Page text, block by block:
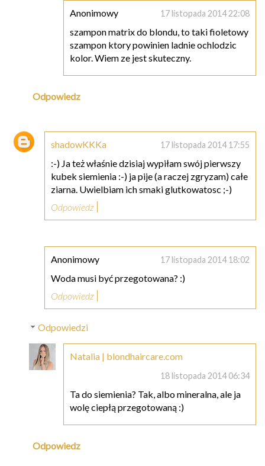
Anonimowy 17 listopada 2014 22:08
szampon matrix do blondu, to taki fioletowy
szampon ktory powinien ladnie ochlodzic
kolor. Wiem ze jest skuteczny.
Odpowiedz
shadowKKKa 17 listopada 2014 17:55
:-) Ja też właśnie dzisiaj wypiłam swój pierwszy
kubek siemienia :-) ja pije (a raczej zgryzam) całe
ziarna. Uwielbiam ich smaki glutkowatosc ;-)
Odpowiedz
Anonimowy 17 listopada 2014 18:02
Woda musi być przegotowana? :)
Odpowiedz
Odpowiedzi
Natalia | blondhaircare.com
18 listopada 2014 06:34
Ta do siemienia? Tak, albo mineralna, ale ja
wolę ciepłą przegotowaną :)
Odpowiedz